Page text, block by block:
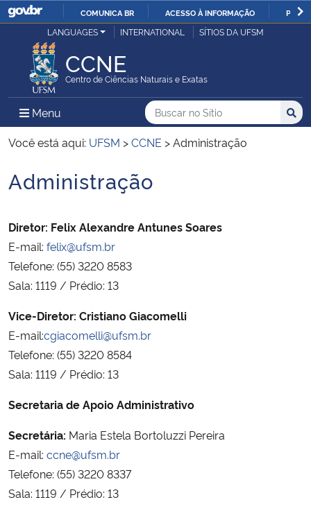
IR
COMUNICA BR ACESSO À INFORMAÇÃO
Ministério da Justiça e Segurança Pública
Ministério da Defesa
Ministério das Relações Exteriores
Ministério da Economia
Ministério da Agricultura, Pecuária e Abastecimento
Ministério da Educação
Ministério da Cidadania
Ministério da Saúde
Ministério da Ciência, Tecnologia, Inovações e Comunicações
Ministério do Meio Ambiente
LANGUAGES INTERNATIONAL SÍTIOS DA UFSM
CCNE
Centro de Ciências Naturais e Exatas
Menu Menu Principal do Sítio
Busca
Buscar no no Sítio
Busca:
Você está aqui: UFSM >CCNE >Administração
Início do conteúdo
Administração
Diretor: Felix Alexandre Antunes Soares
E-mail: felix@ufsm.br
Telefone: (55) 3220 8583
Sala: 1119 / Prédio: 13
Vice-Diretor: Cristiano Giacomelli
E-mail:cgiacomelli@ufsm.br
Telefone: (55) 3220 8584
Sala: 1119 / Prédio: 13
Secretaria de Apoio Administrativo
Secretária: Maria Estela Bortoluzzi Pereira
E-mail: ccne@ufsm.br
Telefone: (55) 3220 8337
Sala: 1119 / Prédio: 13